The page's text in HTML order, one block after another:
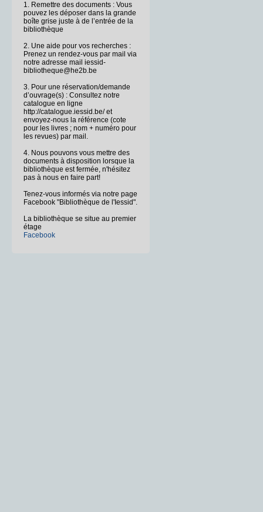
1. Remettre des documents : Vous
pouvez les déposer dans la grande
boîte grise juste à de l’entrée de la
bibliothèque
2. Une aide pour vos recherches :
Prenez un rendez-vous par mail via
notre adresse mail iessid-
bibliotheque@he2b.be
3. Pour une réservation/demande
d’ouvrage(s) : Consultez notre
catalogue en ligne
http://catalogue.iessid.be/ et
envoyez-nous la référence (cote
pour les livres ; nom + numéro pour
les revues) par mail.
4. Nous pouvons vous mettre des
documents à disposition lorsque la
bibliothèque est fermée, n'hésitez
pas à nous en faire part!
Tenez-vous informés via notre page
Facebook "Bibliothèque de l'Iessid".
La bibliothèque se situe au premier
étage
Facebook